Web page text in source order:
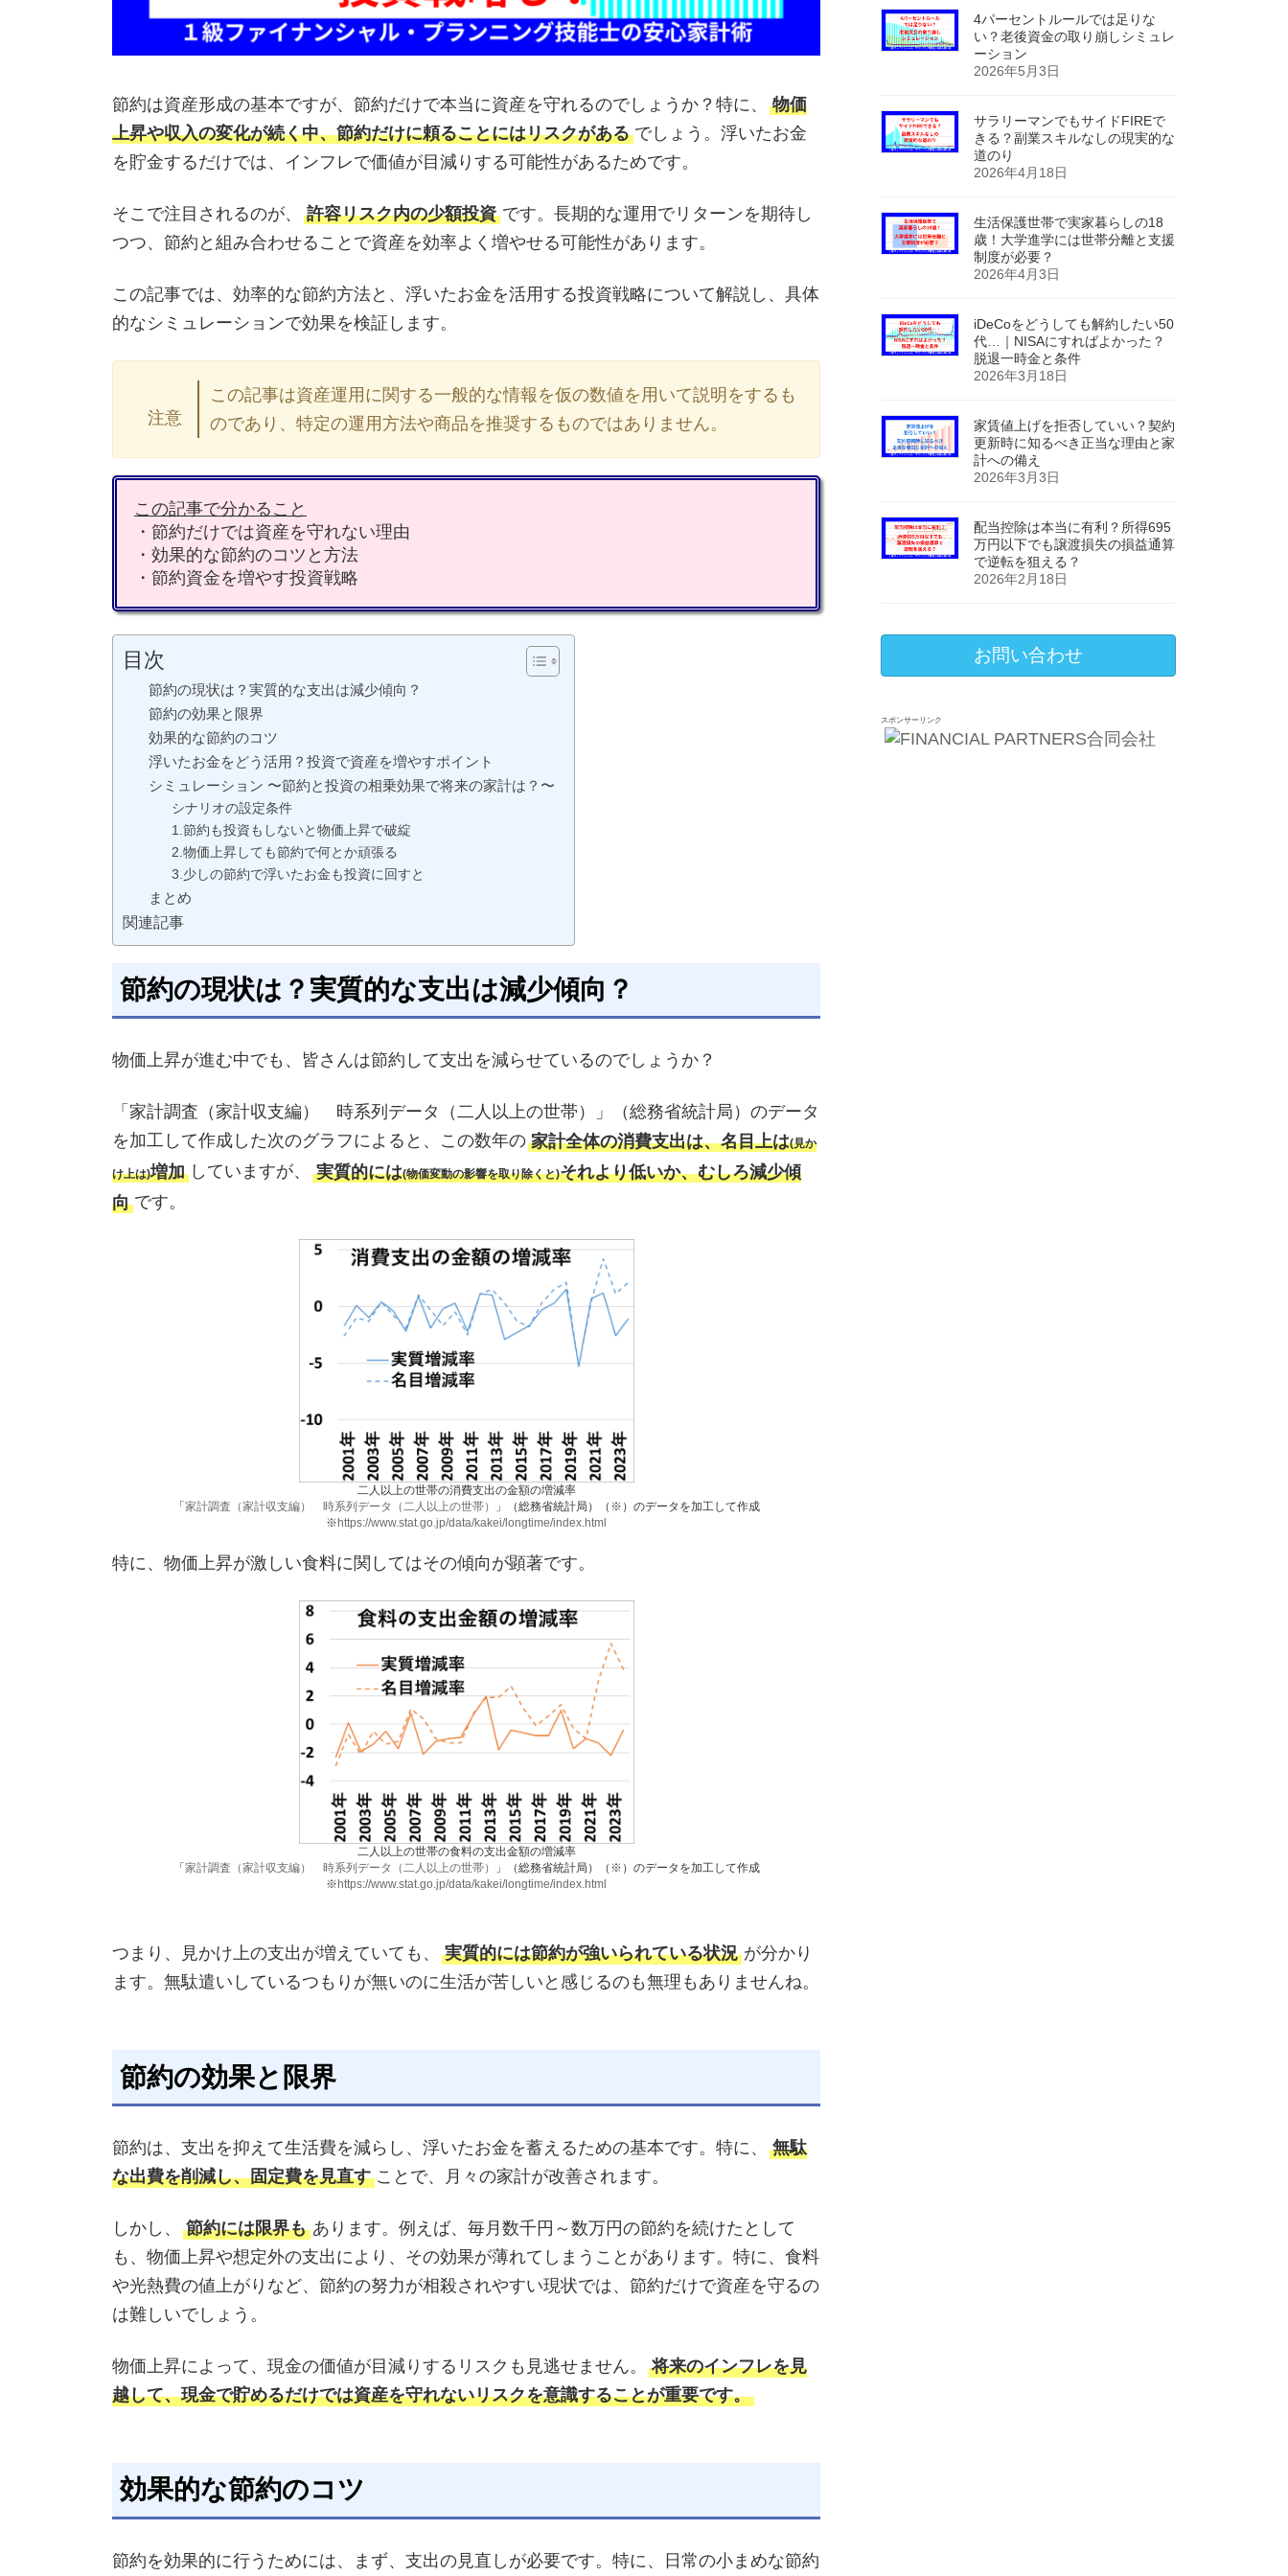
節約は資産形成の基本ですが、節約だけで本当に資産を守れるのでしょうか？特に、
物価
上昇や収入の変化が続く中、節約だけに頼ることにはリスクがある でしょう。浮いたお金
を貯金するだけでは、インフレで価値が目減りする可能性があるためです。
そこで注目されるのが、 許容リスク内の少額投資 です。長期的な運用でリターンを期待し
つつ、節約と組み合わせることで資産を効率よく増やせる可能性があります。
この記事では、効率的な節約方法と、浮いたお金を活用する投資戦略について解説し、具体
的なシミュレーションで効果を検証します。
注意
この記事は資産運用に関する一般的な情報を仮の数値を用いて説明をするも
のであり、特定の運用方法や商品を推奨するものではありません。
この記事で分かること
・節約だけでは資産を守れない理由
・効果的な節約のコツと方法
・節約資金を増やす投資戦略
目次
節約の現状は？実質的な支出は減少傾向？
節約の効果と限界
効果的な節約のコツ
浮いたお金をどう活用？投資で資産を増やすポイント
シミュレーション 〜節約と投資の相乗効果で将来の家計は？〜
シナリオの設定条件
1.節約も投資もしないと物価上昇で破綻
2.物価上昇しても節約で何とか頑張る
3.少しの節約で浮いたお金も投資に回すと
まとめ
関連記事
節約の現状は？実質的な支出は減少傾向？
物価上昇が進む中でも、皆さんは節約して支出を減らせているのでしょうか？
「家計調査（家計収支編） 時系列データ（二人以上の世帯）」（総務省統計局）のデータ
を加工して作成した次のグラフによると、この数年の 家計全体の消費支出は、名目上は(見か
け上は)増加 していますが、 実質的には(物価変動の影響を取り除くと)それより低いか、むしろ減少傾
向 です。
二人以上の世帯の消費支出の金額の増減率
「 家計調査（家計収支編） 時系列データ（二人以上の世帯）
」（総務省統計局）（※）のデータを加工して作成
※ https://www.stat.go.jp/data/kakei/longtime/index.html
特に、物価上昇が激しい食料に関してはその傾向が顕著です。
二人以上の世帯の食料の支出金額の増減率
「 家計調査（家計収支編） 時系列データ（二人以上の世帯）
」（総務省統計局）（※）のデータを加工して作成
※ https://www.stat.go.jp/data/kakei/longtime/index.html
つまり、見かけ上の支出が増えていても、 実質的には節約が強いられている状況 が分かり
ます。無駄遣いしているつもりが無いのに生活が苦しいと感じるのも無理もありませんね。
節約の効果と限界
節約は、支出を抑えて生活費を減らし、浮いたお金を蓄えるための基本です。特に、
無駄
な出費を削減し、固定費を見直す ことで、月々の家計が改善されます。
しかし、 節約には限界も あります。例えば、毎月数千円～数万円の節約を続けたとして
も、物価上昇や想定外の支出により、その効果が薄れてしまうことがあります。特に、食料
や光熱費の値上がりなど、節約の努力が相殺されやすい現状では、節約だけで資産を守るの
は難しいでしょう。
物価上昇によって、現金の価値が目減りするリスクも見逃せません。
将来のインフレを見
越して、現金で貯めるだけでは資産を守れないリスクを意識することが重要です。
効果的な節約のコツ
節約を効果的に行うためには、まず、支出の見直しが必要です。特に、日常の小まめな節約
4パーセントルールでは足りな
い？老後資金の取り崩しシミュレ
ーション
2026年5月3日
サラリーマンでもサイドFIREで
きる？副業スキルなしの現実的な
道のり
2026年4月18日
生活保護世帯で実家暮らしの18
歳！大学進学には世帯分離と支援
制度が必要？
2026年4月3日
iDeCoをどうしても解約したい50
代…｜NISAにすればよかった？
脱退一時金と条件
2026年3月18日
家賃値上げを拒否していい？契約
更新時に知るべき正当な理由と家
計への備え
2026年3月3日
配当控除は本当に有利？所得695
万円以下でも譲渡損失の損益通算
で逆転を狙える？
2026年2月18日
お問い合わせ
スポンサーリンク